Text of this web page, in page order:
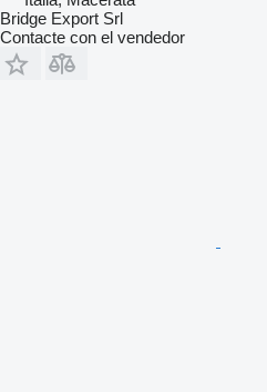
Bridge Export Srl
Contacte con el vendedor